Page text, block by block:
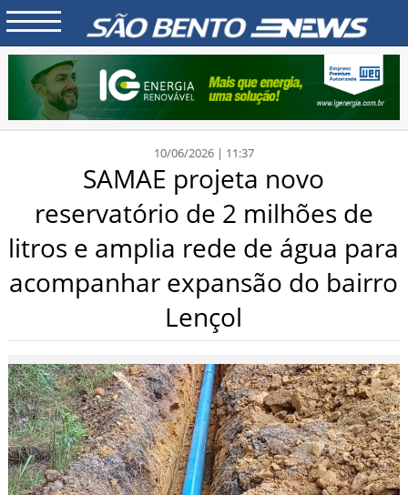
10/06/2026 | 11:37
SAMAE projeta novo
reservatório de 2 milhões de
litros e amplia rede de água para
acompanhar expansão do bairro
Lençol